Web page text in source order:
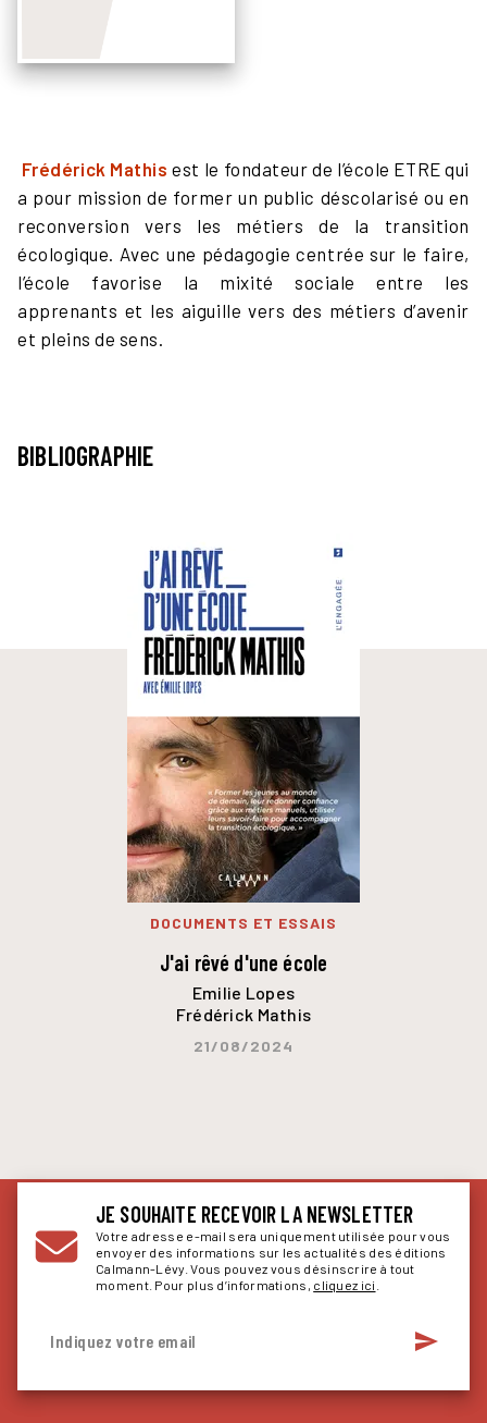
Frédérick Mathisest le fondateur de l’école ETRE qui
a pour mission de former un public déscolarisé ou en
reconversion vers les métiers de la transition
écologique. Avec une pédagogie centrée sur le faire,
l’école favorise la mixité sociale entre les
apprenants et les aiguille vers des métiers d’avenir
et pleins de sens.
BIBLIOGRAPHIE
DOCUMENTS ET ESSAIS
J'ai rêvé d'une école
Emilie Lopes
Frédérick Mathis
21/08/2024
JE SOUHAITE RECEVOIR LA NEWSLETTER
Votre adresse e-mail sera uniquement utilisée pour vous
envoyer des informations sur les actualités des éditions
Calmann-Lévy. Vous pouvez vous désinscrire à tout
moment. Pour plus d’informations, cliquez ici
Indiquez votre email send